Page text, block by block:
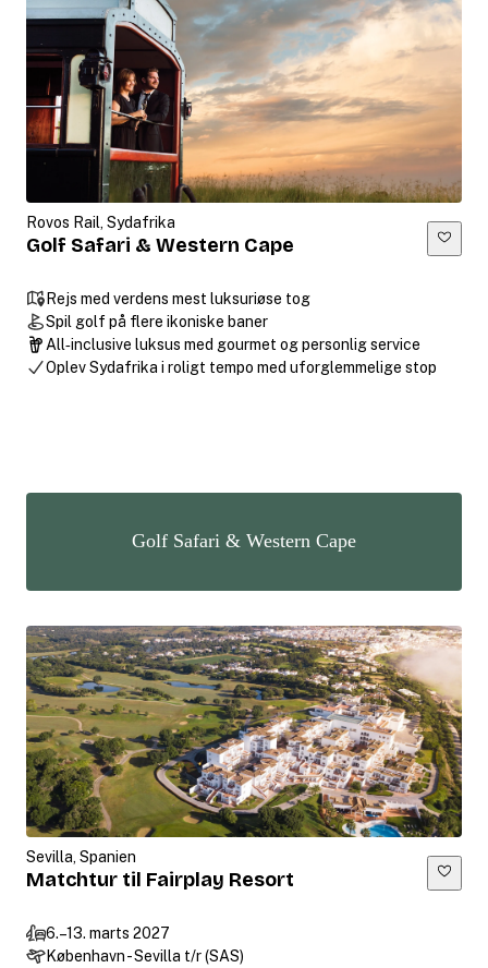
Rovos Rail, Sydafrika
Golf Safari & Western Cape
Rejs med verdens mest luksuriøse tog
Spil golf på flere ikoniske baner
All‑inclusive luksus med gourmet og personlig service
Oplev Sydafrika i roligt tempo med uforglemmelige stop
Golf Safari & Western Cape
Sevilla, Spanien
Matchtur til Fairplay Resort
6.–13. marts 2027
København - Sevilla t/r (SAS)